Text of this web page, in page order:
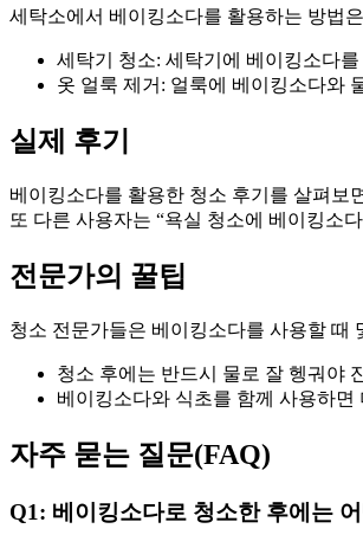
세탁소에서 베이킹소다를 활용하는 방법
세탁기 청소: 세탁기에 베이킹소다
옷 얼룩 제거: 얼룩에 베이킹소다와
실제 후기
베이킹소다를 활용한 청소 후기를 살펴보
또 다른 사용자는 “욕실 청소에 베이킹소
전문가의 꿀팁
청소 전문가들은 베이킹소다를 사용할 때
청소 후에는 반드시 물로 잘 헹궈야
베이킹소다와 식초를 함께 사용하
자주 묻는 질문(FAQ)
Q1: 베이킹소다로 청소한 후에는